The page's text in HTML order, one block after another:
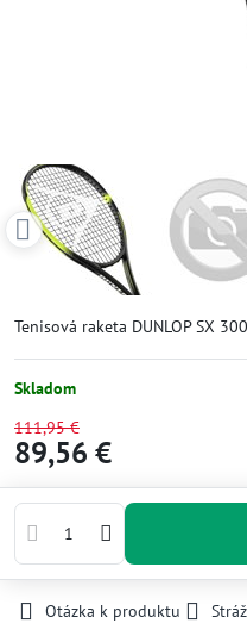
Tenisová raketa DUNLOP SX
Skladom
111,95 €
89,56 €
Otázka k produktu